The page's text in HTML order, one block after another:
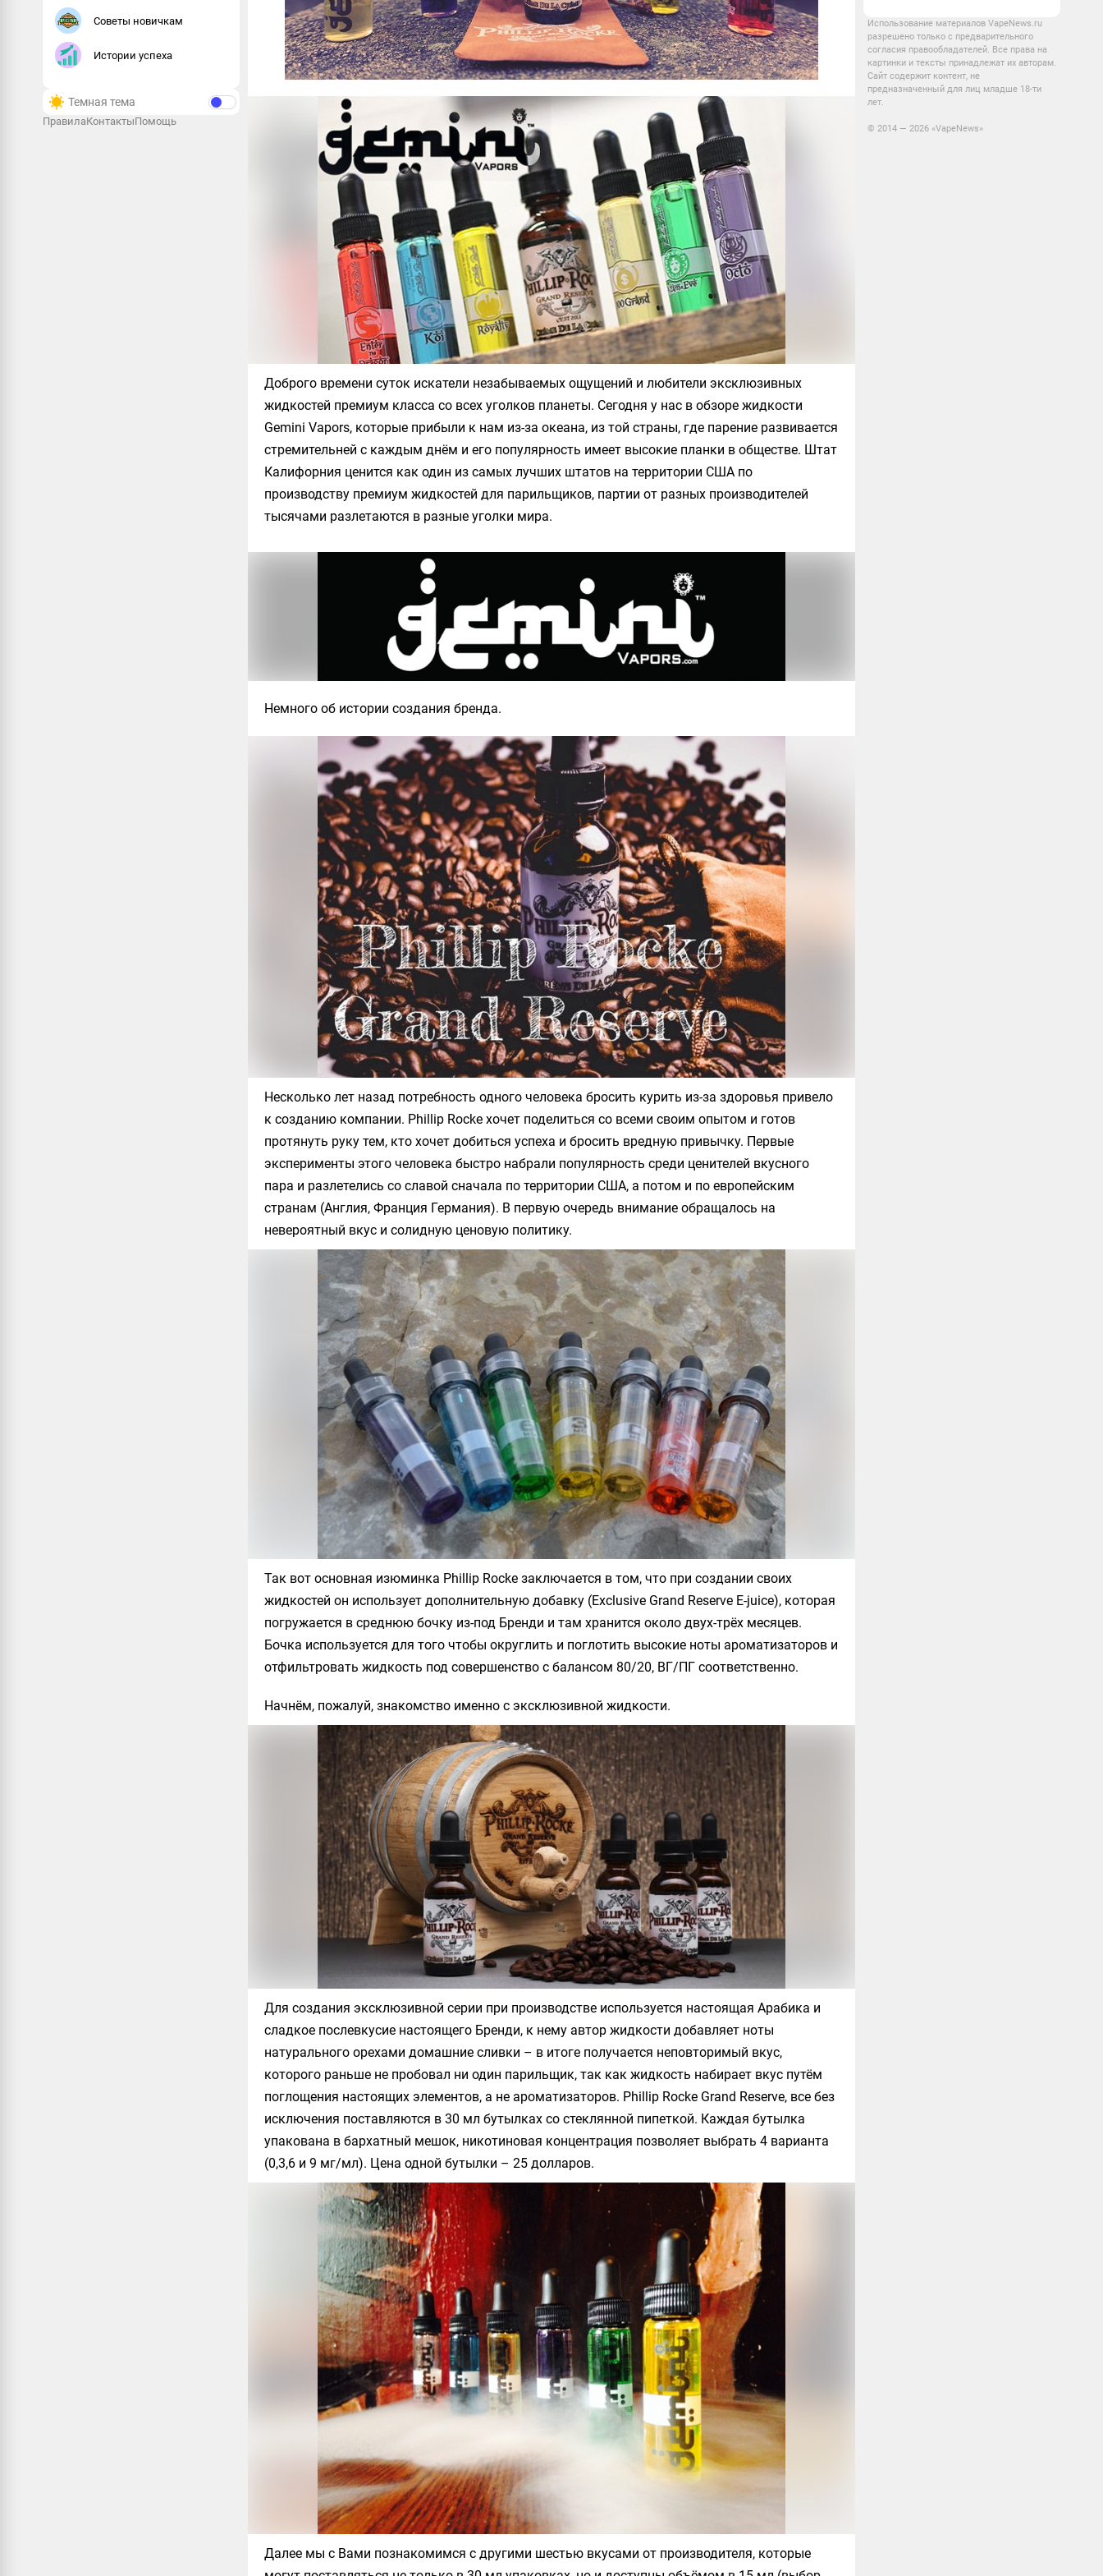
Советы новичкам
Истории успеха
Темная тема
ПравилаКонтактыПомощь
Доброго времени суток искатели незабываемых ощущений и любители эксклюзивных
жидкостей премиум класса со всех уголков планеты. Сегодня у нас в обзоре жидкости
Gemini Vapors, которые прибыли к нам из-за океана, из той страны, где парение развивается
стремительней с каждым днём и его популярность имеет высокие планки в обществе. Штат
Калифорния ценится как один из самых лучших штатов на территории США по
производству премиум жидкостей для парильщиков, партии от разных производителей
тысячами разлетаются в разные уголки мира.
Немного об истории создания бренда.
Несколько лет назад потребность одного человека бросить курить из-за здоровья привело
к созданию компании. Phillip Rocke хочет поделиться со всеми своим опытом и готов
протянуть руку тем, кто хочет добиться успеха и бросить вредную привычку. Первые
эксперименты этого человека быстро набрали популярность среди ценителей вкусного
пара и разлетелись со славой сначала по территории США, а потом и по европейским
странам (Англия, Франция Германия). В первую очередь внимание обращалось на
невероятный вкус и солидную ценовую политику.
Так вот основная изюминка Phillip Rocke заключается в том, что при создании своих
жидкостей он использует дополнительную добавку (Exclusive Grand Reserve E-juice), которая
погружается в среднюю бочку из-под Бренди и там хранится около двух-трёх месяцев.
Бочка используется для того чтобы округлить и поглотить высокие ноты ароматизаторов и
отфильтровать жидкость под совершенство с балансом 80/20, ВГ/ПГ соответственно.
Начнём, пожалуй, знакомство именно с эксклюзивной жидкости.
Для создания эксклюзивной серии при производстве используется настоящая Арабика и
сладкое послевкусие настоящего Бренди, к нему автор жидкости добавляет ноты
натурального орехами домашние сливки – в итоге получается неповторимый вкус,
которого раньше не пробовал ни один парильщик, так как жидкость набирает вкус путём
поглощения настоящих элементов, а не ароматизаторов. Phillip Rocke Grand Reserve, все без
исключения поставляются в 30 мл бутылках со стеклянной пипеткой. Каждая бутылка
упакована в бархатный мешок, никотиновая концентрация позволяет выбрать 4 варианта
(0,3,6 и 9 мг/мл). Цена одной бутылки – 25 долларов.
Далее мы с Вами познакомимся с другими шестью вкусами от производителя, которые
Использование материалов VapeNews.ru
разрешено только с предварительного
согласия правообладателей. Все права на
картинки и тексты принадлежат их авторам.
Сайт содержит контент, не
предназначенный для лиц младше 18-ти
лет.
© 2014 — 2026 «VapeNews»